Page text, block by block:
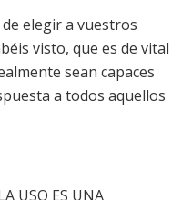
elegir a vuestros
visto, que es de vital
sean capaces
a todos aquellos
USO ES UNA